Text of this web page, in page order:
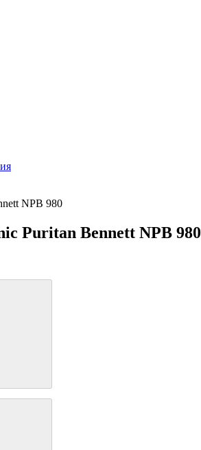
NPB 980
Puritan Bennett NPB 980